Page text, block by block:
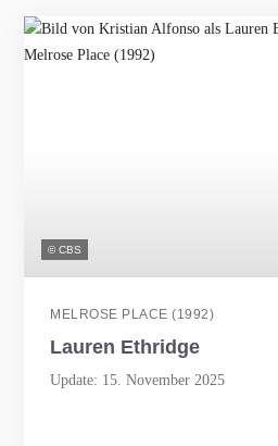
© CBS
MELROSE PLACE (1992)
Lauren Ethridge
Update: 15. November 2025